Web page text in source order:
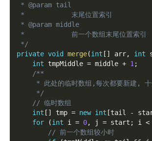
* @param tail
*            末尾位置索引
* @param middle
*            前一个数组末尾位置索引
*/
private void merge(int [ ] arr, int
int tmpMiddle = middle + 1 ;
/**
* 此处的临时数组,每次都要新建,
     */
// 临时数组
int [ ] tmp = new int [tail -
for
(int i = 0, j = start ; i <
// 前一个数组较小时